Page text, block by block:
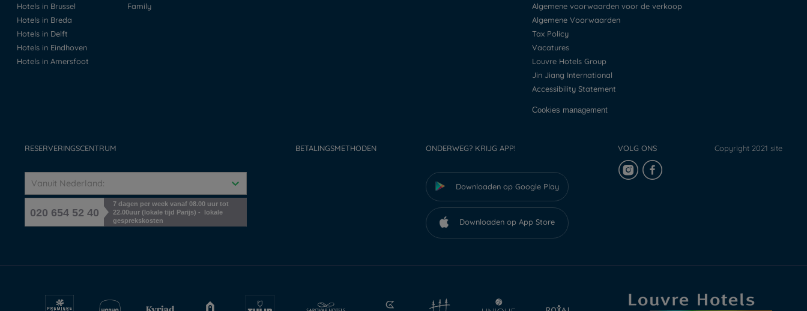
Hotels in Brussel
Hotels in Breda
Hotels in Delft
Hotels in Eindhoven
Hotels in Amersfoot
Family
Algemene voorwaarden voor de verkoop
Algemene Voorwaarden
Tax Policy
Vacatures
Louvre Hotels Group
Jin Jiang International
Accessibility Statement
Cookies management
RESERVERINGSCENTRUM
Vanuit Nederland:
020 654 52 40
7 dagen per week vanaf 08.00 uur tot
22.00uur (lokale tijd Parijs) - lokale
gesprekskosten
BETALINGSMETHODEN ONDERWEG? KRIJG APP!
Downloaden op Google Play
Downloaden op App Store
VOLG ONS Copyright 2021 site